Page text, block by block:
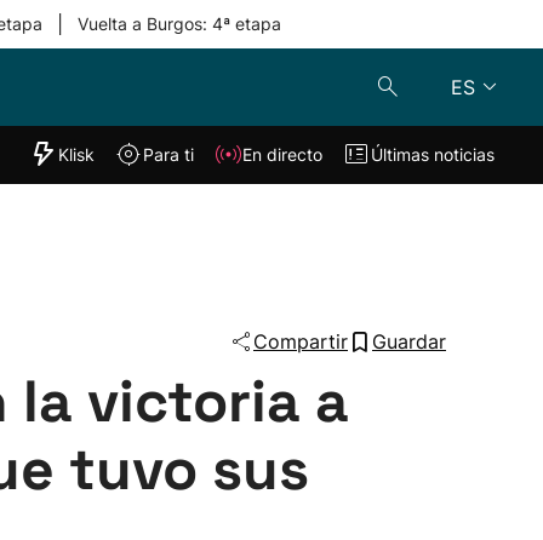
Vuelta a Burgos: 4ª etapa
ES
"Helmuga"
Klisk En directo
Klisk Para ti En directo Últimas noticias
Compartir Guardar
la victoria a
tuvo sus